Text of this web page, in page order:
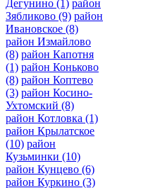
Дегунино (1) район
Зябликово (9) район
Ивановское (8)
район Измайлово
(8) район Капотня
(1) район Коньково
(8) район Коптево
(3) район Косино-
Ухтомский (8)
район Котловка (1)
район Крылатское
(10) район
Кузьминки (10)
район Кунцево (6)
район Куркино (3)